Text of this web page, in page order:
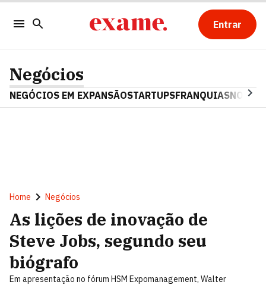
Entrar
Negócios
NEGÓCIOS EM EXPANSÃOSTARTUPSFRANQUIAS
Home Negócios
As lições de inovação de
Steve Jobs, segundo seu
biógrafo
Em apresentação no fórum HSM Expomanagement, Walter